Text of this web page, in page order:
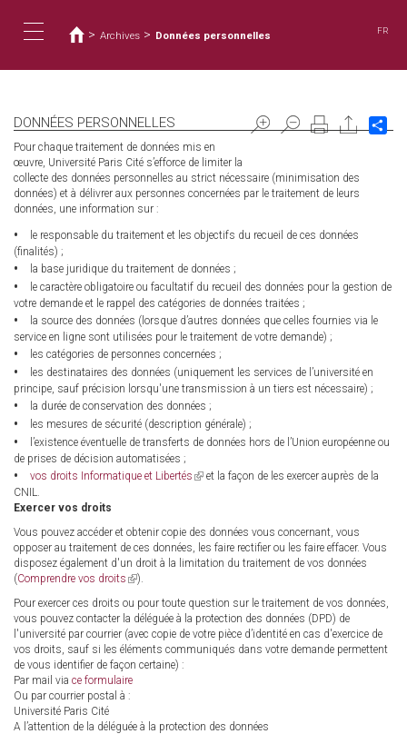
main
navigation
are
here
> Archives > Données personnelles FR
DONNÉES PERSONNELLES
Pour chaque traitement de données mis en
œuvre, Université Paris Cité s’efforce de limiter la
collecte des données personnelles au strict nécessaire (minimisation des
données) et à délivrer aux personnes concernées par le traitement de leurs
données, une information sur :
le responsable du traitement et les objectifs du recueil de ces données
(finalités) ;
la base juridique du traitement de données ;
le caractère obligatoire ou facultatif du recueil des données pour la gestion de
votre demande et le rappel des catégories de données traitées ;
la source des données (lorsque d’autres données que celles fournies via le
service en ligne sont utilisées pour le traitement de votre demande) ;
les catégories de personnes concernées ;
les destinataires des données (uniquement les services de l’université en
principe, sauf précision lorsqu'une transmission à un tiers est nécessaire) ;
la durée de conservation des données ;
les mesures de sécurité (description générale) ;
l’existence éventuelle de transferts de données hors de l’Union européenne ou
de prises de décision automatisées ;
vos droits Informatique et Libertés (linket la façon de les exercer auprès de la
CNIL.
Exercer vos droits
Vous pouvez accéder et obtenir copie des données vous concernant, vous
opposer au traitement de ces données, les faire rectifier ou les faire effacer. Vous
disposez également d'un droit à la limitation du traitement de vos données
(Comprendre vos droits (link
external)
).
Pour exercer ces droits ou pour toute question sur le traitement de vos données,
vous pouvez contacter la déléguée à la protection des données (DPD) de
l'université par courrier (avec copie de votre pièce d’identité en cas d'exercice de
vos droits, sauf si les éléments communiqués dans votre demande permettent
de vous identifier de façon certaine) :
Par mail via ce formulaire
Ou par courrier postal à :
Université Paris Cité
A l’attention de la déléguée à la protection des données